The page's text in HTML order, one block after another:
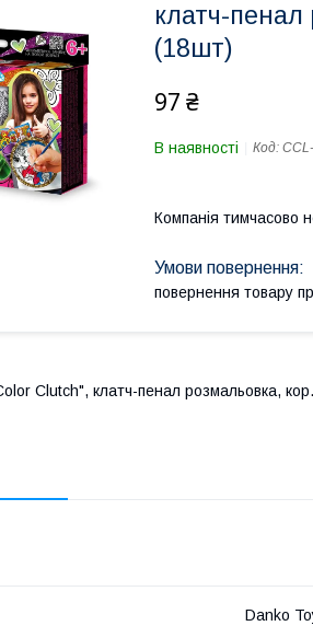
клатч-
(18шт)
97 ₴
В наявності Код:
Компанія тимчасово
повернення товару
Clutch", клатч-пенал розмальовка,
Danko